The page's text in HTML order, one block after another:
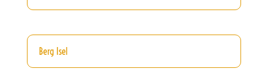
Berg Isel